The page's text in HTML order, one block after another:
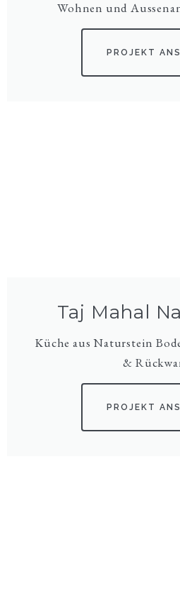
Wohnen und
PROJEKT
Taj Mahal
Küche aus Naturstein
&
PROJEKT